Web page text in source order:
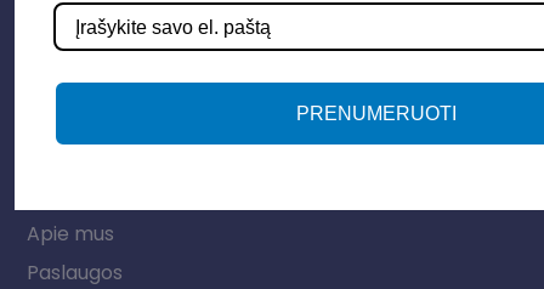
Lauko šviestuvai
LED juostos
Vidaus apšvietimas
Apie mus
Paslaugos
PRENUMERUOTI